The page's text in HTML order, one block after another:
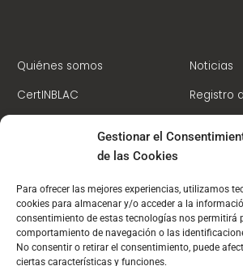
Gestionar el
de las Cookies
Para ofrecer las mejores experiencias, utilizamos
cookies para almacenar y/o acceder a la
consentimiento de estas tecnologías nos permitirá
comportamiento de navegación o las
No consentir o retirar el consentimiento, puede
ciertas características y funciones.
Quiénes somos
CertINBLAC
Noticias
Registro